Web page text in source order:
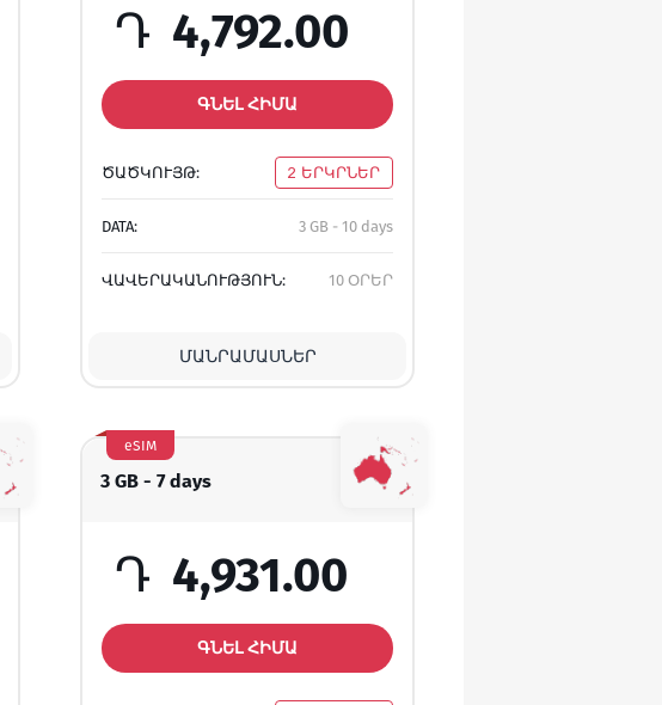
Դ 4,792.00
ԳՆԵԼ ՀԻՄԱ
ԾԱԾԿՈՒՅԹ: 2 ԵՐԿՐՆԵՐ
DATA: 3 GB - 10 days
ՎԱՎԵՐԱԿԱՆՈՒԹՅՈՒՆ: 10 ՕՐԵՐ
ՄԱՆՐԱՄԱՍՆԵՐ
3 GB - 7 days
eSIM
Դ 4,931.00
ԳՆԵԼ ՀԻՄԱ